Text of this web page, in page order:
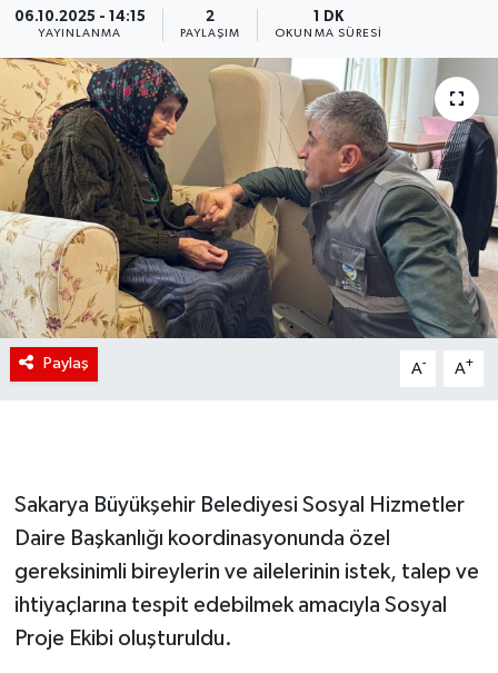
06.10.2025 - 14:15
YAYINLANMA
2
PAYLAŞIM
1 DK
OKUNMA SÜRESI
Paylaş A- A+
Sakarya Büyükşehir Belediyesi Sosyal Hizmetler
Daire Başkanlığı koordinasyonunda özel
gereksinimli bireylerin ve ailelerinin istek, talep ve
ihtiyaçlarına tespit edebilmek amacıyla Sosyal
Proje Ekibi oluşturuldu.